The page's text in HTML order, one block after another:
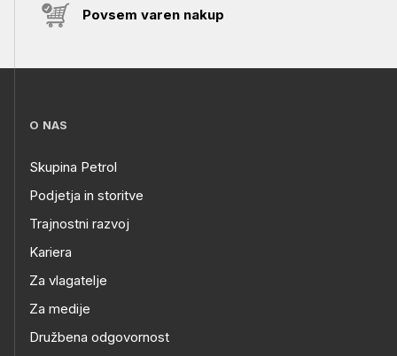
Povsem varen nakup
O NAS
Skupina Petrol
Podjetja in storitve
Trajnostni razvoj
Kariera
Za vlagatelje
Za medije
Družbena odgovornost